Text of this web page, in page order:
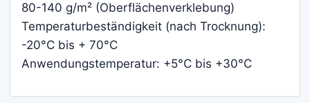
80-140 g/m² (Oberflächenverklebung)
Temperaturbeständigkeit (nach Trocknung):
-20°C bis + 70°C
Anwendungstemperatur: +5°C bis +30°C